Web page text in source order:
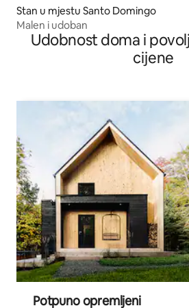
Stan u mjestu Santo Domingo
Malen i udoban
Udobnost doma i
cijene
Potpuno opremljeni